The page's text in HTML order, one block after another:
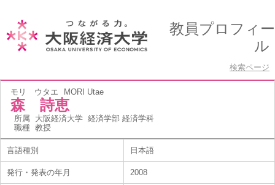
教員プロフィー
ル
検索ページ
モリ ウタエ MORI Utae
森 詩恵
所属 大阪経済大学 経済学部 経済学科
職種 教授
言語種別 日本語
発行・発表の年月 2008